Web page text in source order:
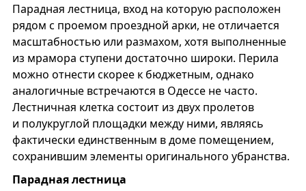
Парадная лестница, вход на которую расположен
рядом с проемом проездной арки, не отличается
масштабностью или размахом, хотя выполненные
из мрамора ступени достаточно широки. Перила
можно отнести скорее к бюджетным, однако
аналогичные встречаются в Одессе не часто.
Лестничная клетка состоит из двух пролетов
и полукруглой площадки между ними, являясь
фактически единственным в доме помещением,
сохранившим элементы оригинального убранства.
Парадная лестница